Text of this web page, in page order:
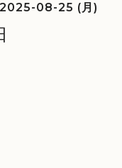
2025-08-25 (月)